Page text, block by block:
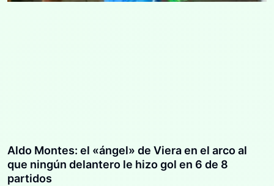
Aldo Montes: el «ángel» de Viera en el arco al
que ningún delantero le hizo gol en 6 de 8
partidos